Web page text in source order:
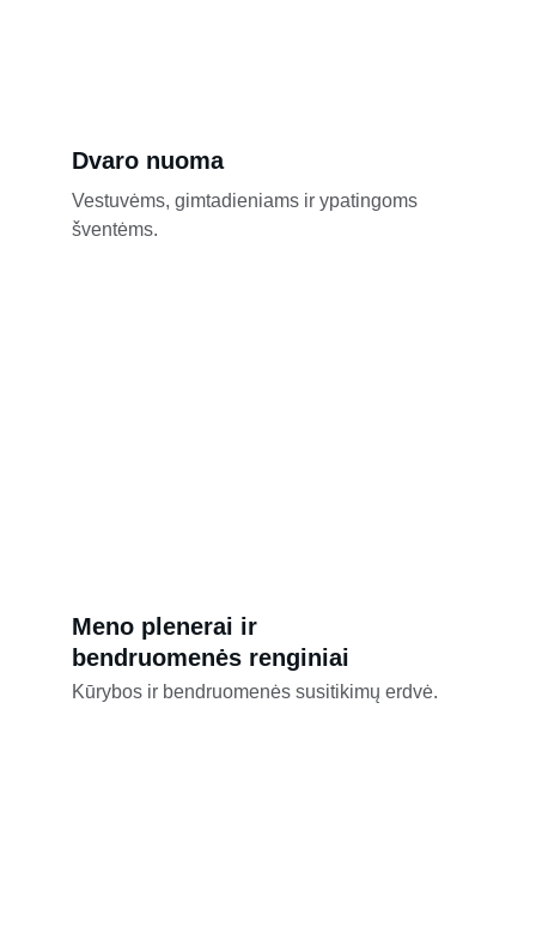
Dvaro nuoma
Vestuvėms, gimtadieniams ir ypatingoms
šventėms.
Meno plenerai ir
bendruomenės renginiai
Kūrybos ir bendruomenės susitikimų erdvė.